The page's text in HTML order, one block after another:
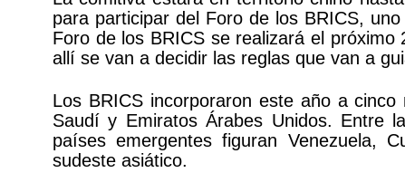
para participar del Foro de los BRICS,
Foro de los BRICS se realizará el
allí se van a decidir las reglas que van a
Los BRICS incorporaron este año a
Saudí y Emiratos Árabes Unidos. Entre
países emergentes figuran Venezuela,
sudeste asiático.